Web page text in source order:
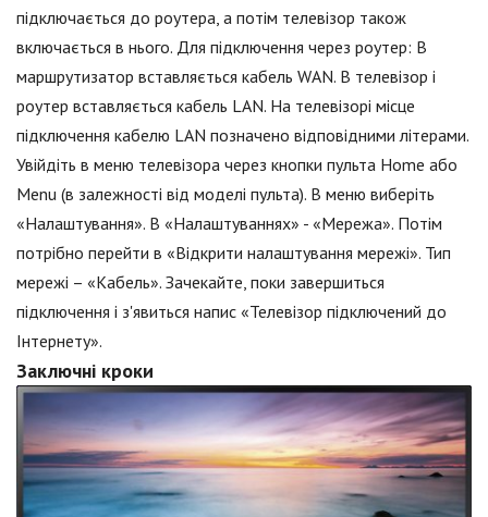
підключається до роутера, а потім телевізор також
включається в нього. Для підключення через роутер: В
маршрутизатор вставляється кабель WAN. В телевізор і
роутер вставляється кабель LAN. На телевізорі місце
підключення кабелю LAN позначено відповідними літерами.
Увійдіть в меню телевізора через кнопки пульта Home або
Menu (в залежності від моделі пульта). В меню виберіть
«Налаштування». В «Налаштуваннях» - «Мережа». Потім
потрібно перейти в «Відкрити налаштування мережі». Тип
мережі – «Кабель». Зачекайте, поки завершиться
підключення і з'явиться напис «Телевізор підключений до
Інтернету».
Заключні кроки